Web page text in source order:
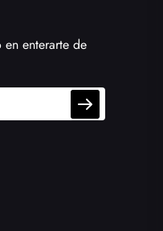
enterarte de